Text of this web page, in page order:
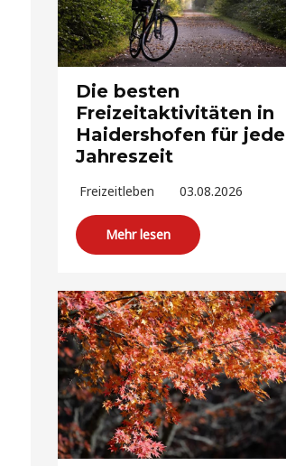
Die besten
Freizeitaktivitäten in
Haidershofen für jede
Jahreszeit
Freizeitleben 03.08.2026
Mehr lesen